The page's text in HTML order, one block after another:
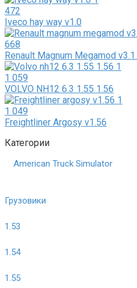
472
Iveco hay way v1.0
668
Renault Magnum Megamod
1 059
VOLVO NH12 6.3 1.55 1.56
1 049
Freightliner Argosy v1.56
Категории
American Truck Simulator
Грузовики
1.53
1.54
1.55